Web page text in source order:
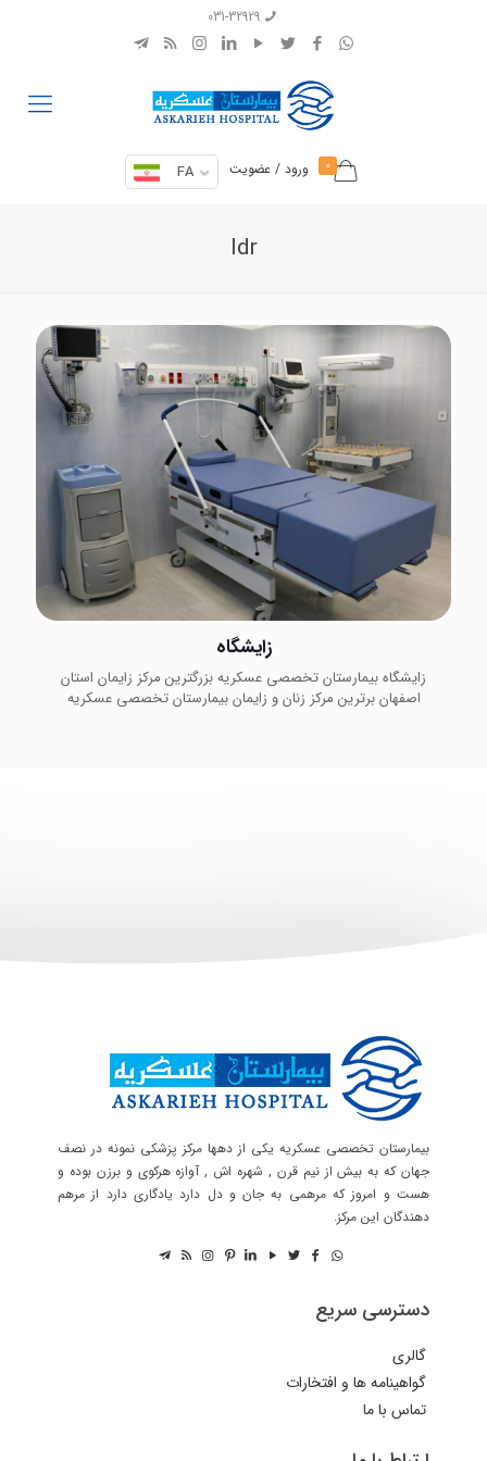
031-32929
0 ورود / عضویت FA
ldr
زایشگاه
زایشگاه بیمارستان تخصصی عسکریه بزرگترین مرکز زایمان استان
اصفهان برترین مرکز زنان و زایمان بیمارستان تخصصی عسکریه
بیمارستان تخصصی عسکریه یکی از دهها مرکز پزشکی نمونه در نصف
جهان که به بیش از نیم قرن , شهره اش , آوازه هرکوی و برزن بوده و
هست و امروز که مرهمی به جان و دل دارد یادگاری دارد از مرهم
دهندگان این مرکز.
دسترسی سریع
گالری
گواهینامه ها و افتخارات
تماس با ما